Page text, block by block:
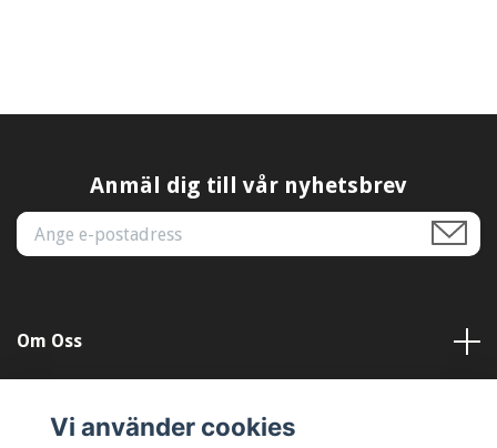
Anmäl dig till vår nyhetsbrev
Om Oss
Vi använder cookies